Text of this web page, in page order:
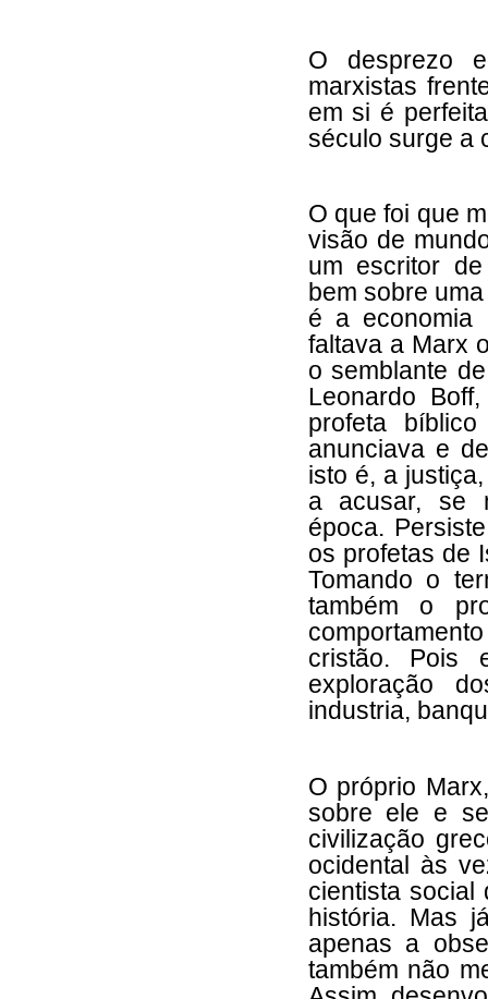
O desprezo
marxistas
em si é
século surge a
O que foi que
visão de
um escritor
bem sobre
é a economia
faltava a Marx
o semblante
Leonardo
profeta
anunciava e
isto é, a
a acusar, se
época.
os profetas de
Tomando o
também o
cristão. Pois
exploração
industria,
O próprio
sobre ele e
civilização
ocidental às
cientista social
história. Mas
apenas a
também não